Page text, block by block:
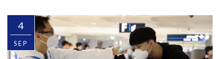
4
SEP